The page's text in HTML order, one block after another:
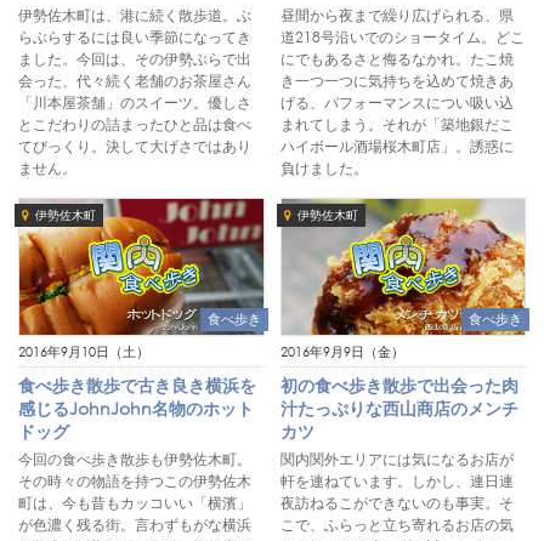
伊勢佐木町は、港に続く散歩道。ぶ
らぶらするには良い季節になってき
ました。今回は、その伊勢ぶらで出
会った、代々続く老舗のお茶屋さん
「川本屋茶舗」のスイーツ。優しさ
とこだわりの詰まったひと品は食べ
てびっくり。決して大げさではあり
ません。
昼間から夜まで繰り広げられる、県
道218号沿いでのショータイム。どこ
にでもあるさと侮るなかれ。たこ焼
き一つ一つに気持ちを込めて焼きあ
げる、パフォーマンスについ吸い込
まれてしまう。それが「築地銀だこ
ハイボール酒場桜木町店」。誘惑に
負けました。
伊勢佐木町
食べ歩き
2016年9月10日（土）
食べ歩き散歩で古き良き横浜を
感じるJohnJohn名物のホット
ドッグ
今回の食べ歩き散歩も伊勢佐木町。
その時々の物語を持つこの伊勢佐木
町は、今も昔もカッコいい「横濱」
が色濃く残る街。言わずもがな横浜
伊勢佐木町
食べ歩き
2016年9月9日（金）
初の食べ歩き散歩で出会った肉
汁たっぷりな西山商店のメンチ
カツ
関内関外エリアには気になるお店が
軒を連ねています。しかし、連日連
夜訪ねるこができないのも事実。そ
こで、ふらっと立ち寄れるお店の気